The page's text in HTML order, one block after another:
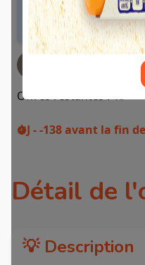
JE DEMANDE MON
Offre valable dans
de France
Offres restantes :15
J - -138avant la fin
Détail de
💡 Description